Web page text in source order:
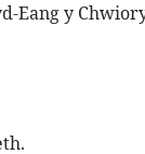
Eang y